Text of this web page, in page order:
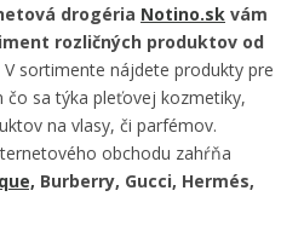
drogéria Notino.sk vám
rozličných produktov od
V sortimente nájdete produkty pre
sa týka pleťovej kozmetiky,
na vlasy, či parfémov.
obchodu zahŕňa
Burberry, Gucci, Hermés,